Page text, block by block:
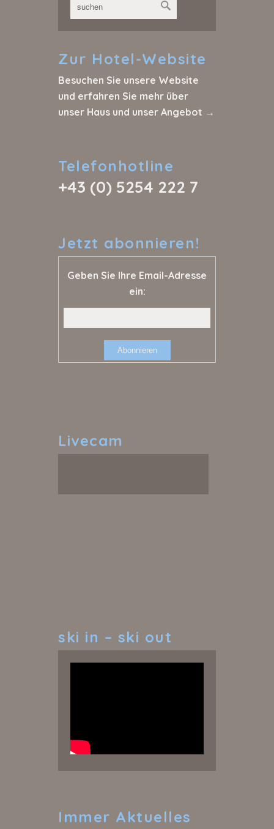
Zur Hotel-Website
Besuchen Sie unsere Website
und erfahren Sie mehr über
unser Haus und unser Angebot →
Telefonhotline
+43 (0) 5254 222 7
Jetzt abonnieren!
Geben Sie Ihre Email-Adresse
ein:
Livecam
ski in – ski out
Immer Aktuelles